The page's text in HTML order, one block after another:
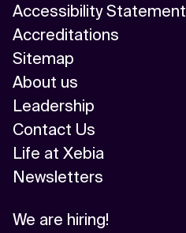
Accessibility Statement
Accreditations
Sitemap
About us
Leadership
Contact Us
Life at Xebia
Newsletters
We are hiring!